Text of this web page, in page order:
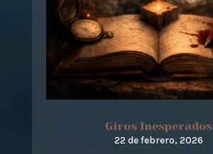
Giros Inesperados
22 de febrero, 2026